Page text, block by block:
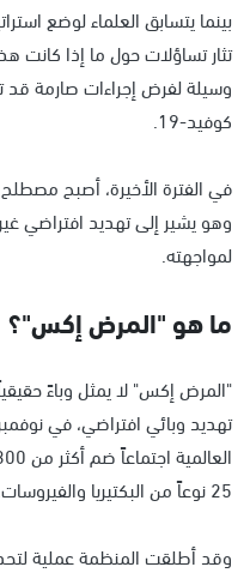
بينما يتسابق العلماء لوضع
تثار تساؤلات حول ما إذا كانت
وسيلة لفرض إجراءات صارمة قد
كوفيد-19.
في الفترة الأخيرة، أصبح
وهو يشير إلى تهديد افتراضي
لمواجهته.
ما هو "المرض إكس"؟
"المرض إكس" لا يمثل وباءً
25 نوعاً من البكتيريا والفيروسات.
وقد أطلقت المنظمة عملية